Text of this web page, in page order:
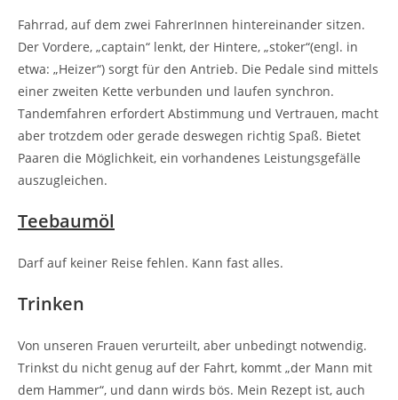
Fahrrad, auf dem zwei FahrerInnen hintereinander sitzen.
Der Vordere, „captain“ lenkt, der Hintere, „stoker“(engl. in
etwa: „Heizer“) sorgt für den Antrieb. Die Pedale sind mittels
einer zweiten Kette verbunden und laufen synchron.
Tandemfahren erfordert Abstimmung und Vertrauen, macht
aber trotzdem oder gerade deswegen richtig Spaß. Bietet
Paaren die Möglichkeit, ein vorhandenes Leistungsgefälle
auszugleichen.
Teebaumöl
Darf auf keiner Reise fehlen. Kann fast alles.
Trinken
Von unseren Frauen verurteilt, aber unbedingt notwendig.
Trinkst du nicht genug auf der Fahrt, kommt „der Mann mit
dem Hammer“, und dann wirds bös. Mein Rezept ist, auch